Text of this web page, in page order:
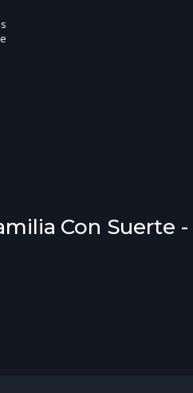
Con Suerte